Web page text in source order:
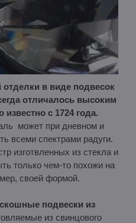
в виде подвесок
отличалось высоким
с 1724 года.
может при дневном и
всеми спектрами радуги.
изготвленных из стекла и
только чем-то похожи на
своей формой.
подвески из
из свинцового